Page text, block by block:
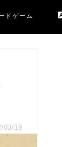
ドゲーム
03/19